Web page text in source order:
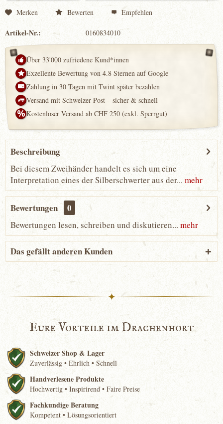
Merken Bewerten Empfehlen
Artikel-Nr.: 0160834010
Über 33'000 zufriedene Kund*innen
Exzellente Bewertung von 4.8 Sternen auf Google
Zahlung in 30 Tagen mit Twint später bezahlen
Versand mit Schweizer Post – sicher & schnell
Kostenloser Versand ab CHF 250 (exkl. Sperrgut)
Beschreibung
Bei diesem Zweihänder handelt es sich um eine
Interpretation eines der Silberschwerter aus der... mehr
Bewertungen 0
Bewertungen lesen, schreiben und diskutieren... mehr
Das gefällt anderen Kunden
✦
Eure Vorteile im Drachenhort
Schweizer Shop & Lager
Zuverlässig • Ehrlich • Schnell
Handverlesene Produkte
Hochwertig • Inspirirend • Faire Preise
Fachkundige Beratung
Kompetent • Lösungsorientiert